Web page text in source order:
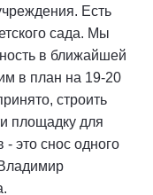
Есть
сада. Мы
в ближайшей
в план на 19-20
строить
площадку для
- это снос одного